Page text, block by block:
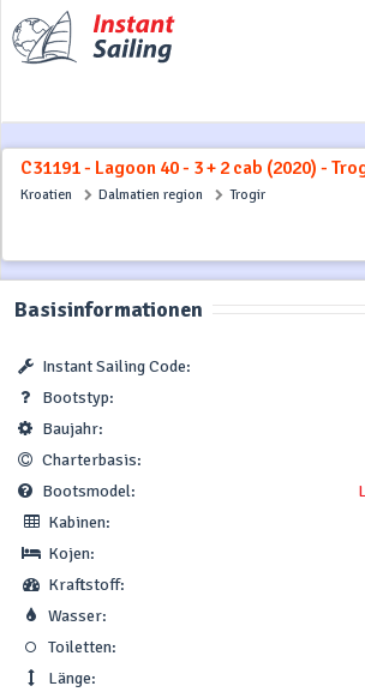
C31191 - Lagoon 40 - 3 + 2 cab (2020) -
Kroatien Dalmatien region Trogir
Basisinformationen
Instant Sailing Code:
Bootstyp:
Baujahr:
Charterbasis:
Bootsmodel:
Kabinen:
Kojen:
Kraftstoff:
Wasser:
Toiletten:
Länge: